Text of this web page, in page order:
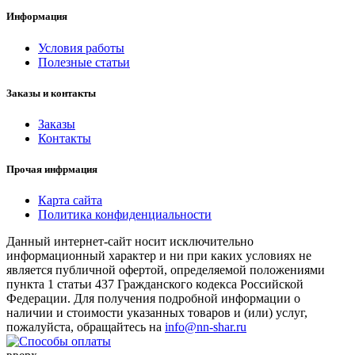
Информация
Условия работы
Полезные статьи
Заказы и контакты
Заказы
Контакты
Прочая инфрмация
Карта сайта
Политика конфиденциальности
Данный интернет-сайт носит исключительно
информационный характер и ни при каких условиях не
является публичной офертой, определяемой положениями
пункта 1 статьи 437 Гражданского кодекса Российской
Федерации. Для получения подробной информации о
наличии и стоимости указанных товаров и (или) услуг,
пожалуйста, обращайтесь на info@nn-shar.ru